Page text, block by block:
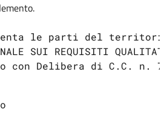
le parti del
SUI REQUISITI
con Delibera di C.C. n.